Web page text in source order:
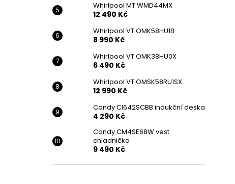
Whirlpool MT WMD44MX
12 490 Kč
Whirlpool VT OMK58HU1B
8 990 Kč
Whirlpool VT OMK38HU0X
6 490 Kč
Whirlpool VT OMSK58RU1SX
12 990 Kč
Candy CI642SCBB indukční deska
4 290 Kč
Candy CM4SE68W vest.
chladnička
9 490 Kč